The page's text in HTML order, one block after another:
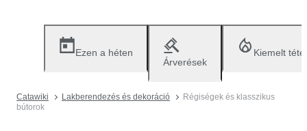
Ezen a héten
Árverések
Kiemelt
Catawiki Lakberendezés és dekoráció
Régiségek és klasszikus
bútorok